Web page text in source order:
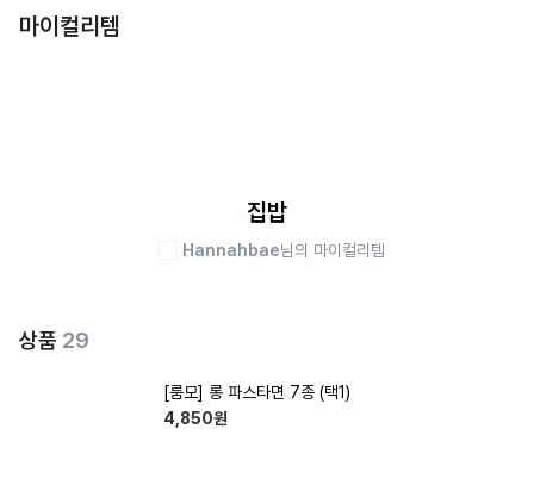
마이컬리템
집밥
Hannahbae님의 마이컬리템
상품 29
[룸모] 롱 파스타면 7종 (택1)
4,850원